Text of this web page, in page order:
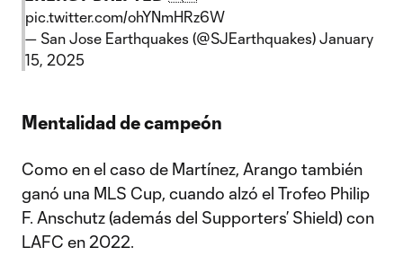
pic.twitter.com/ohYNmHRz6W
— San Jose Earthquakes (@SJEarthquakes) January
15, 2025
Mentalidad de campeón
Como en el caso de Martínez, Arango también
ganó una MLS Cup, cuando alzó el Trofeo Philip
F. Anschutz (además del Supporters’ Shield) con
LAFC en 2022.